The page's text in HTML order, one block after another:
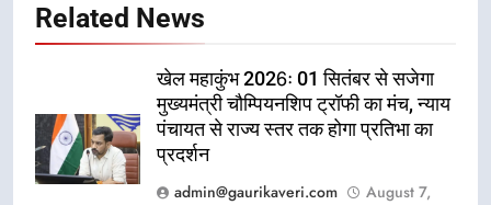
Related News
खेल महाकुंभ 2026ः 01 सितंबर से सजेगा
मुख्यमंत्री चौम्पियनशिप ट्रॉफी का मंच, न्याय
पंचायत से राज्य स्तर तक होगा प्रतिभा का
प्रदर्शन
admin@gaurikaveri.com
August 7,